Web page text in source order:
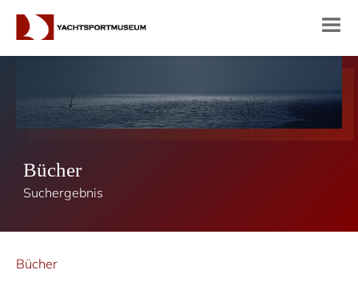
Bücher
Suchergebnis
Bücher